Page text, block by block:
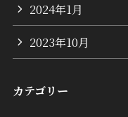
2024年1月
2023年10月
カテゴリー